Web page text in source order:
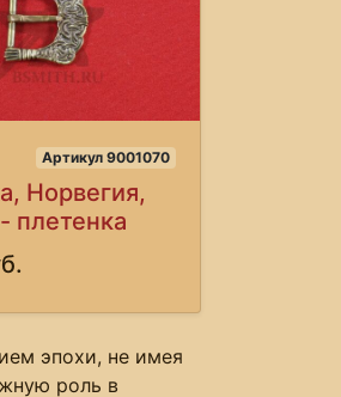
Артикул 9001070
Норвегия,
плетенка
эпохи, не имея
роль в